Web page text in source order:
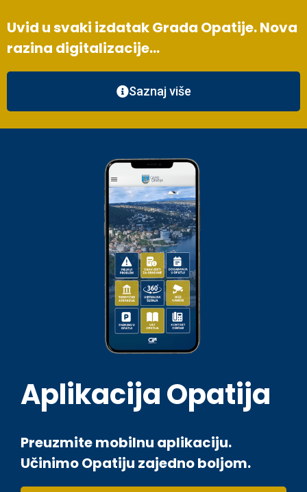
Uvid u svaki izdatak Grada Opatije. Nova
razina digitalizacije…
Saznaj više
Aplikacija Opatija
Preuzmite mobilnu aplikaciju.
Učinimo Opatiju zajedno boljom.